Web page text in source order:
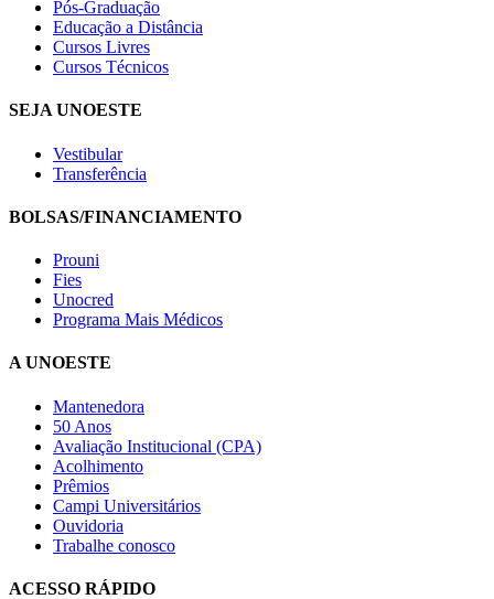
Pós-Graduação
Educação a Distância
Cursos Livres
Cursos Técnicos
SEJA UNOESTE
Vestibular
Transferência
BOLSAS/FINANCIAMENTO
Prouni
Fies
Unocred
Programa Mais Médicos
A UNOESTE
Mantenedora
50 Anos
Avaliação Institucional (CPA)
Acolhimento
Prêmios
Campi Universitários
Ouvidoria
Trabalhe conosco
ACESSO RÁPIDO